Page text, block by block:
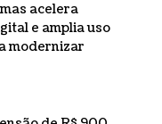
acelera
e amplia uso
modernizar